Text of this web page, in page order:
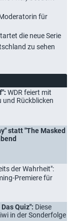
für
die neue Serie
zu sehen
WDR feiert mit
und Rückblicken
statt "The Masked
der Wahrheit":
Premiere für
Quiz": Diese
in der Sonderfolge